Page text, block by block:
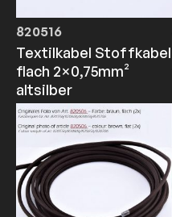
820516
Textilkabel Stoffkabel
flach 2×0,75mm²
altsilber